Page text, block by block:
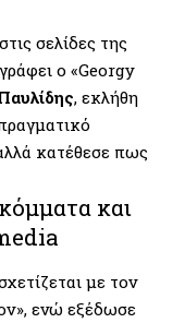
σελίδες της
ο «Georgy
, εκλήθη
κατέθεσε πως
και
με τον
ενώ εξέδωσε